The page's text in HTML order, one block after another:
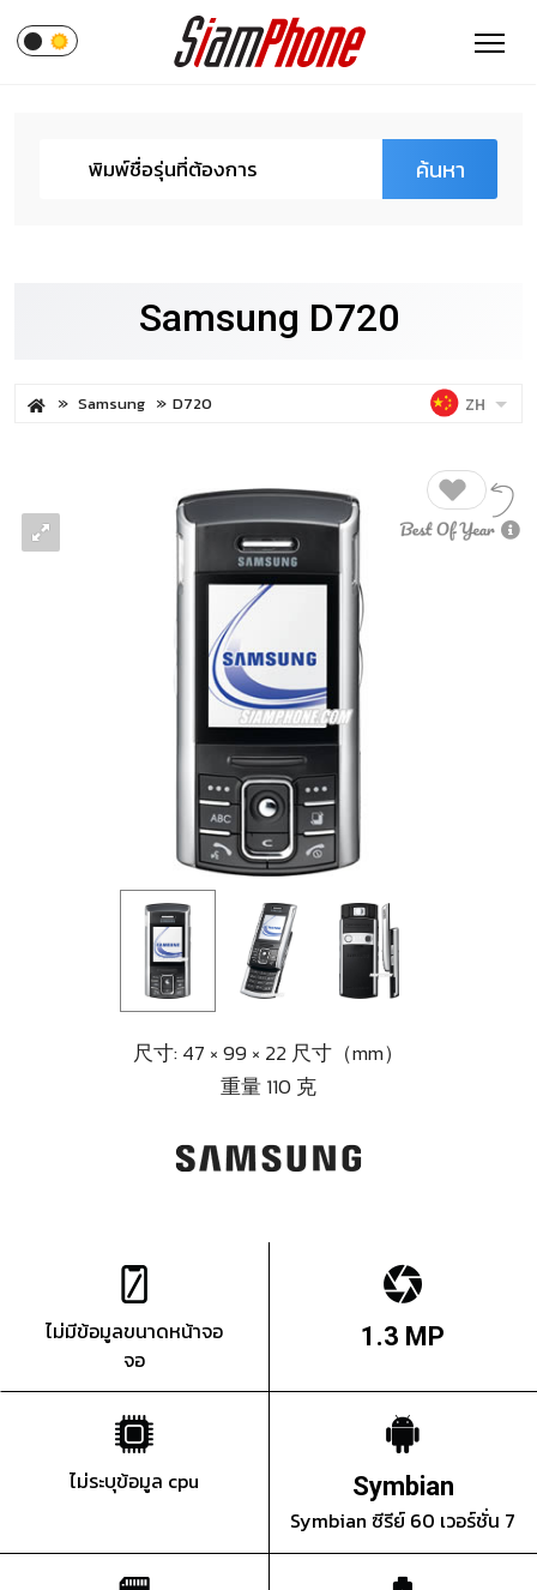
ค้นหา
Samsung D720
Samsung D720 ZH
尺寸: 47 × 99 × 22 尺寸（mm）
重量 110 克
ไม่มีข้อมูลขนาดหน้าจอ
จอ
1.3 MP
ไม่ระบุข้อมูล cpu Symbian
Symbian ซีรีย์ 60 เวอร์ชั่น 7